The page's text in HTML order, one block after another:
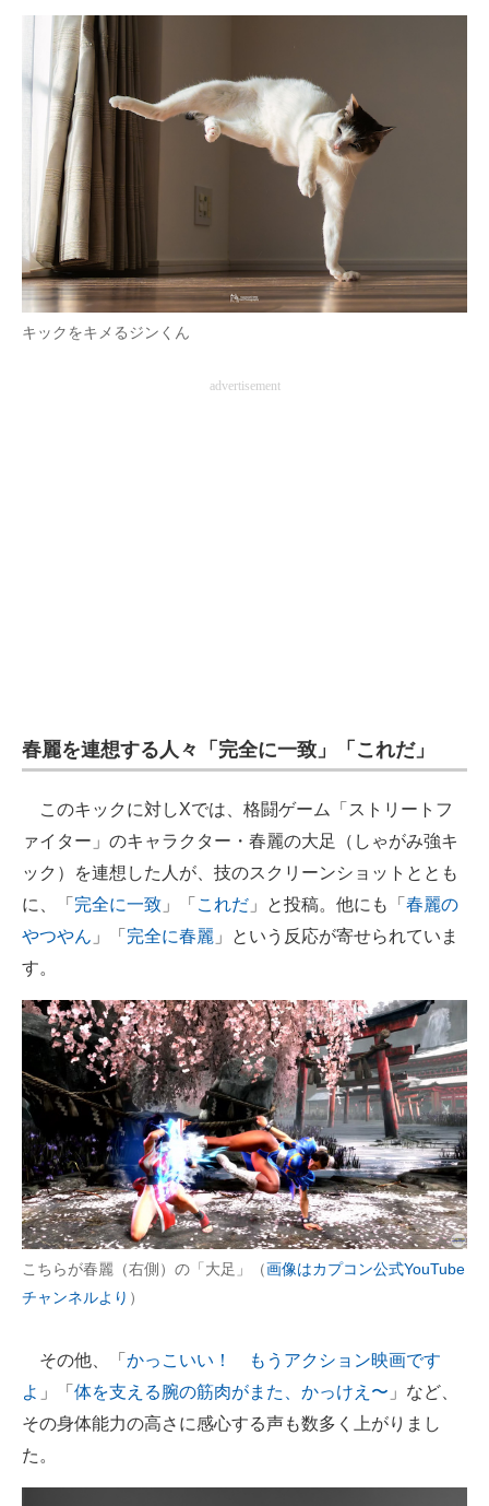
キックをキメるジンくん
advertisement
春麗を連想する人々「完全に一致」「これだ」
このキックに対しXでは、格闘ゲーム「ストリートフ
ァイター」のキャラクター・春麗の大足（しゃがみ強キ
ック）を連想した人が、技のスクリーンショットととも
に、「 完全に一致 」「 これだ 」と投稿。他にも「 春麗の
やつやん 」「 完全に春麗 」という反応が寄せられていま
す。
こちらが春麗（右側）の「大足」（画像はカプコン公式YouTube
チャンネルより ）
その他、「 かっこいい！ もうアクション映画です
よ 」「 体を支える腕の筋肉がまた、かっけえ〜 」など、
その身体能力の高さに感心する声も数多く上がりまし
た。